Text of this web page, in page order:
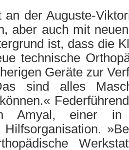
an der Auguste-
aber auch mit
ist, dass die
technische
Geräte zur
sind alles
Amyal, einer in
Hilfsorganisation.